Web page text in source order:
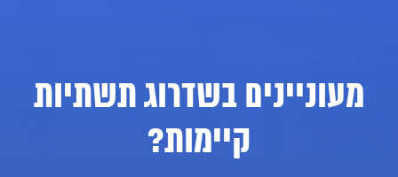
מעוניינים בשדרוג תשתיות
קיימות?